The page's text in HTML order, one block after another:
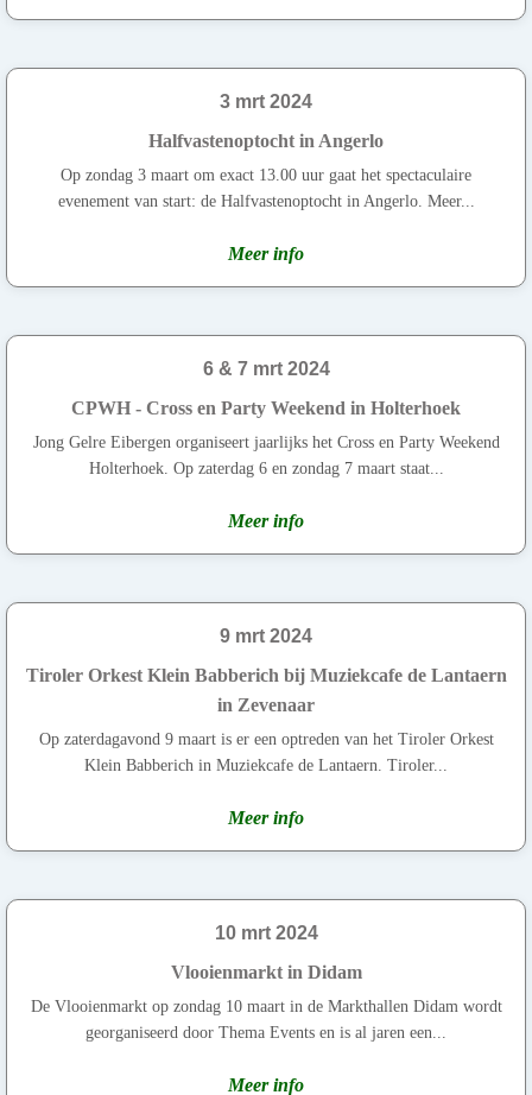
3 mrt 2024
Halfvastenoptocht in Angerlo
Op zondag 3 maart om exact 13.00 uur gaat het spectaculaire
evenement van start: de Halfvastenoptocht in Angerlo. Meer...
Meer info
6 & 7 mrt 2024
CPWH - Cross en Party Weekend in Holterhoek
Jong Gelre Eibergen organiseert jaarlijks het Cross en Party Weekend
Holterhoek. Op zaterdag 6 en zondag 7 maart staat...
Meer info
9 mrt 2024
Tiroler Orkest Klein Babberich bij Muziekcafe de Lantaern
in Zevenaar
Op zaterdagavond 9 maart is er een optreden van het Tiroler Orkest
Klein Babberich in Muziekcafe de Lantaern. Tiroler...
Meer info
10 mrt 2024
Vlooienmarkt in Didam
De Vlooienmarkt op zondag 10 maart in de Markthallen Didam wordt
georganiseerd door Thema Events en is al jaren een...
Meer info